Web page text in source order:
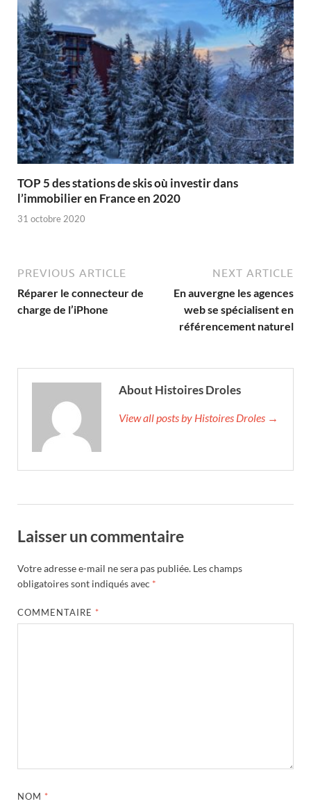
TOP 5 des stations de skis où investir dans
l’immobilier en France en 2020
31 octobre 2020
PREVIOUS ARTICLE
Réparer le connecteur de
charge de l’iPhone
NEXT ARTICLE
En auvergne les agences
web se spécialisent en
référencement naturel
About Histoires Droles
View all posts by Histoires Droles →
Laisser un commentaire
Votre adresse e-mail ne sera pas publiée. Les champs
obligatoires sont indiqués avec *
COMMENTAIRE *
NOM *